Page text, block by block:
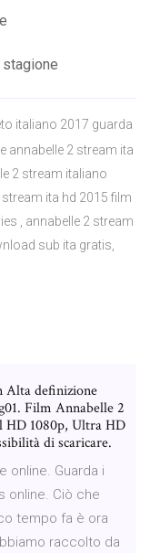
italiano 2017 guarda
annabelle 2 stream ita
2 stream italiano
ita hd 2015 film
, annabelle 2 stream
sub ita gratis,
Alta definizione
Film Annabelle 2
1080p, Ultra HD
di scaricare.
online. Guarda i
online. Ciò che
tempo fa è ora
raccolto da